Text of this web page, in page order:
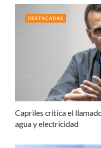
Capriles critica el
agua y electricidad
DESTACADAS